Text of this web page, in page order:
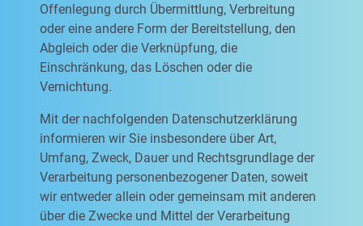
Offenlegung durch Übermittlung, Verbreitung
oder eine andere Form der Bereitstellung, den
Abgleich oder die Verknüpfung, die
Einschränkung, das Löschen oder die
Vernichtung.
Mit der nachfolgenden Datenschutzerklärung
informieren wir Sie insbesondere über Art,
Umfang, Zweck, Dauer und Rechtsgrundlage der
Verarbeitung personenbezogener Daten, soweit
wir entweder allein oder gemeinsam mit anderen
über die Zwecke und Mittel der Verarbeitung